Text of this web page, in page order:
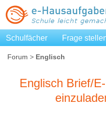
Schulfächer Frage
Forum > Englisch
Englisch Brief/